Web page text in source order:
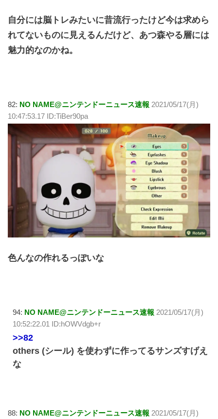
自分には脳トレみたいに昔流行ったけど今は求めら
れてないものに見えるんだけど、あつ森やる層には
魅力的なのかね。
82: NO NAME@ニンテンドーニュース速報 2021/05/17(月)
10:47:53.17 ID:TiBer90pa
色んなの作れるっぽいな
94: NO NAME@ニンテンドーニュース速報 2021/05/17(月)
10:52:22.01 ID:hOWVdgb+r
>>82
others (シール) を使わずに作ってるサンズすげえ
な
88: NO NAME@ニンテンドーニュース速報 2021/05/17(月)